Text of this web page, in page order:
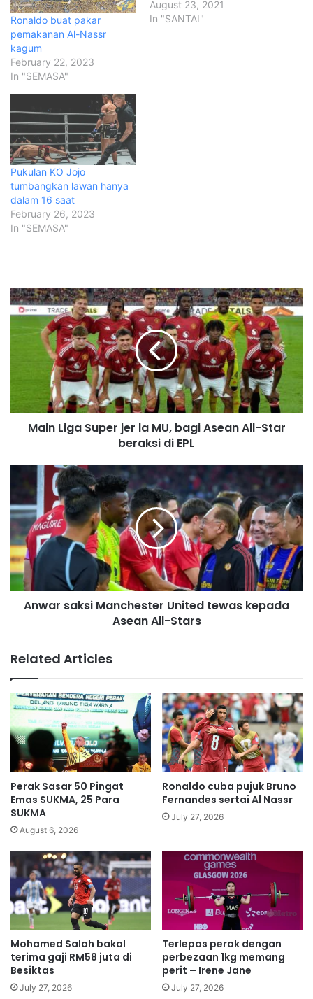
Ronaldo buat pakar
pemakanan Al-Nassr
kagum
February 22, 2023
In "SEMASA"
August 23, 2021
In "SANTAI"
Pukulan KO Jojo
tumbangkan lawan hanya
dalam 16 saat
February 26, 2023
In "SEMASA"
M
a
n
S
r
a
M
U
,
A
s
e
a
A
S
t
a
b
e
r
a
k
i
d
i
E
Main Liga Super jer la MU, bagi Asean All-Star
beraksi di EPL
w
a
s
a
k
s
c
h
e
s
e
n
i
t
e
t
e
a
s
k
e
p
a
d
Anwar saksi Manchester United tewas kepada
Asean All-Stars
Related Articles
Perak Sasar 50 Pingat
Emas SUKMA, 25 Para
SUKMA
August 6, 2026
Ronaldo cuba pujuk Bruno
Fernandes sertai Al Nassr
July 27, 2026
Mohamed Salah bakal
terima gaji RM58 juta di
Besiktas
July 27, 2026
Terlepas perak dengan
perbezaan 1kg memang
perit – Irene Jane
July 27, 2026